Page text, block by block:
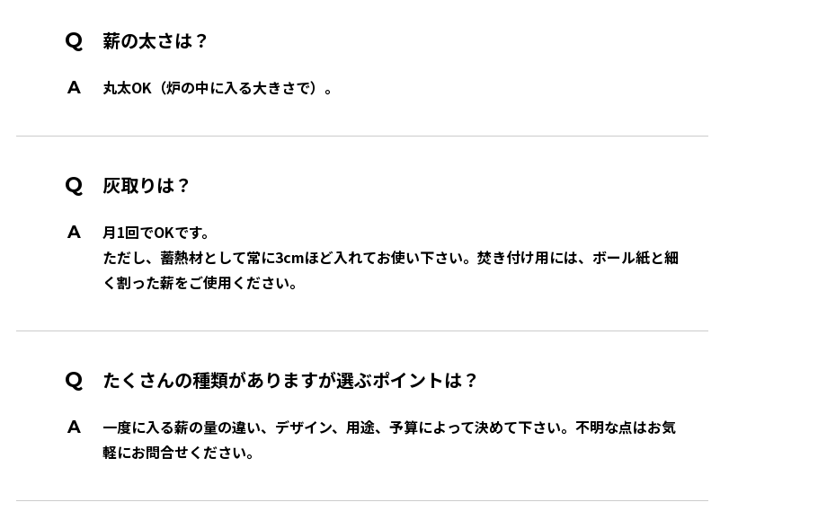
薪の太さは？
丸太OK（炉の中に入る大きさで）。
灰取りは？
月1回でOKです。
ただし、蓄熱材として常に3cmほど入れてお使い下さい。焚き付け用には、ボール紙と細
く割った薪をご使用ください。
たくさんの種類がありますが選ぶポイントは？
一度に入る薪の量の違い、デザイン、用途、予算によって決めて下さい。不明な点はお気
軽にお問合せください。